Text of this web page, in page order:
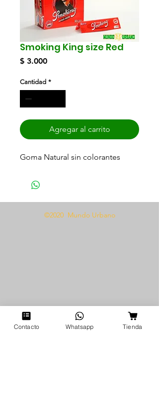
Smoking King size Red
$ 3.000Precio
Cantidad *
Agregar al carrito
Goma Natural sin colorantes
©2020 Mundo Urbano
Contacto Whatsapp Tienda